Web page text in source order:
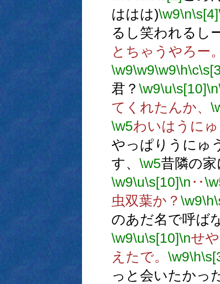
ははは)\w9\n\s[4]
るし笑われるし
とちゃうやろー
\w9\w9\w9\h\c
君？ \w9\u\s[10]\n
てくれたんか、
\w5わいはうに
やっぱりうにゅ
す、 \w5昔隣の
\w9\u\s[10]\n ‥
虫双葉か？ \w9\h
のあだ名で呼ば
\w9\u\s[10]\nせ
えたで。 \w9\h
っと会いたかっ